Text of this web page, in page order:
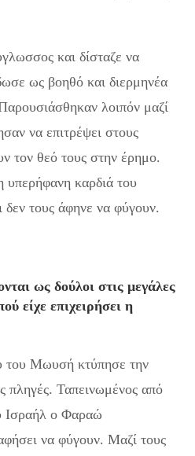
και δίσταζε να
ως βοηθό και διερμηνέα
λοιπόν μαζί
να επιτρέψει στους
τον θεό τους στην έρημο.
καρδιά του
τους άφηνε να φύγουν.
ως δούλοι στις μεγάλες
είχε επιχειρήσει η
του Μωυσή κτύπησε την
πληγές. Ταπεινωμένος από
Ισραήλ ο Φαραώ
να φύγουν. Μαζί τους